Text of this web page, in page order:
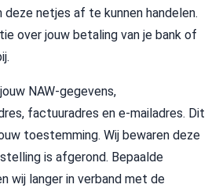
netjes af te kunnen handelen.
over jouw betaling van je bank of
NAW-gegevens,
factuuradres en e-mailadres. Dit
toestemming. Wij bewaren deze
is afgerond. Bepaalde
wij langer in verband met de